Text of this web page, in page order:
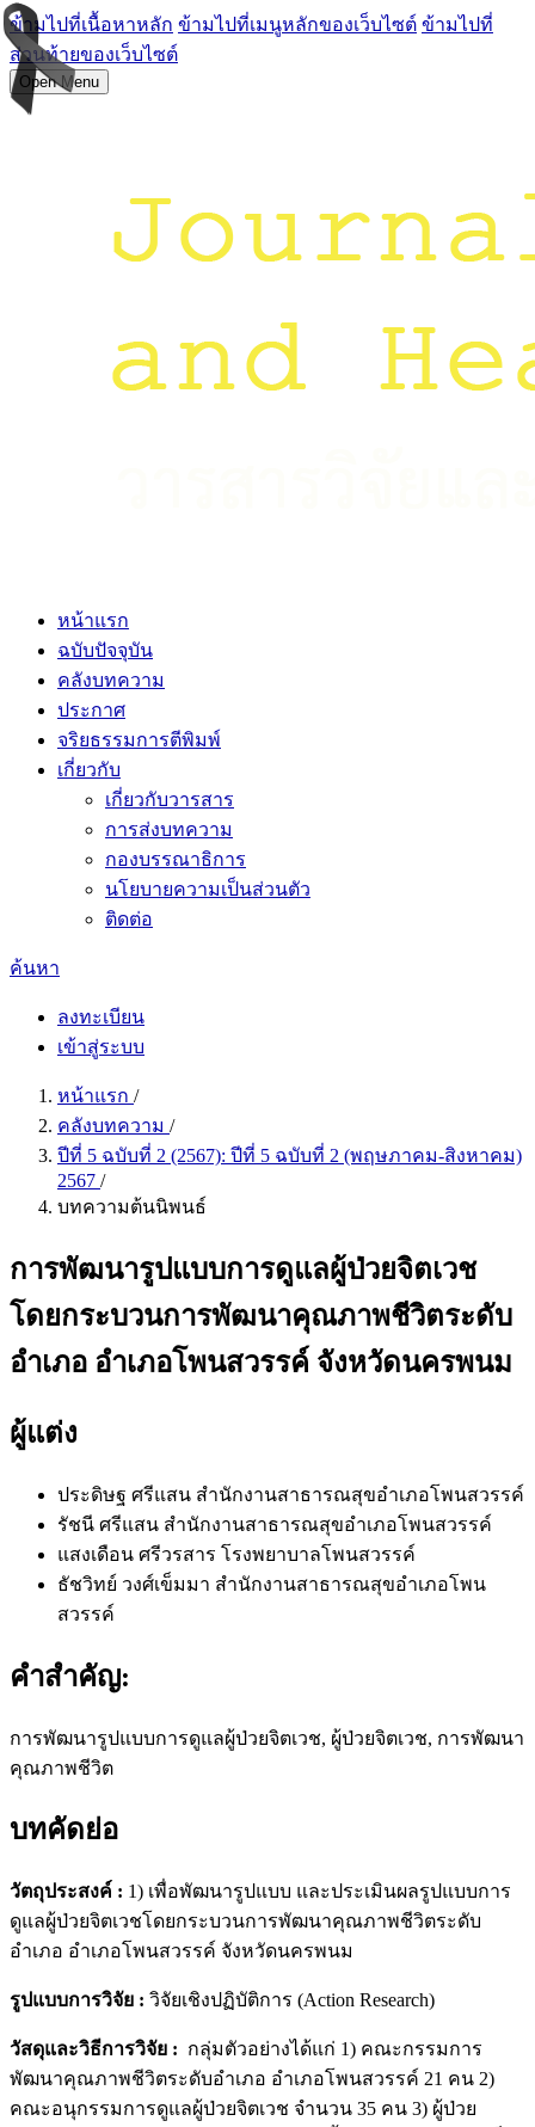
ข้ามไปที่เนื้อหาหลัก ข้ามไปที่เมนูหลักของเว็บไซต์ ข้ามไปที่
ส่วนท้ายของเว็บไซต์
Open Menu
หน้าแรก
ฉบับปัจจุบัน
คลังบทความ
ประกาศ
จริยธรรมการตีพิมพ์
เกี่ยวกับ
เกี่ยวกับวารสาร
การส่งบทความ
กองบรรณาธิการ
นโยบายความเป็นส่วนตัว
ติดต่อ
ค้นหา
ลงทะเบียน
เข้าสู่ระบบ
หน้าแรก /
คลังบทความ /
ปีที่ 5 ฉบับที่ 2 (2567): ปีที่ 5 ฉบับที่ 2 (พฤษภาคม-สิงหาคม)
2567 /
บทความต้นนิพนธ์
การพัฒนารูปแบบการดูแลผู้ป่วยจิตเวช
โดยกระบวนการพัฒนาคุณภาพชีวิตระดับ
อำเภอ อำเภอโพนสวรรค์ จังหวัดนครพนม
ผู้แต่ง
ประดิษฐ ศรีแสน สำนักงานสาธารณสุขอำเภอโพนสวรรค์
รัชนี ศรีแสน สำนักงานสาธารณสุขอำเภอโพนสวรรค์
แสงเดือน ศรีวรสาร โรงพยาบาลโพนสวรรค์
ธัชวิทย์ วงศ์เข็มมา สำนักงานสาธารณสุขอำเภอโพน
สวรรค์
คำสำคัญ:
การพัฒนารูปแบบการดูแลผู้ป่วยจิตเวช, ผู้ป่วยจิตเวช, การพัฒนา
คุณภาพชีวิต
บทคัดย่อ
วัตถุประสงค์ : 1) เพื่อพัฒนารูปแบบ และประเมินผลรูปแบบการ
ดูแลผู้ป่วยจิตเวชโดยกระบวนการพัฒนาคุณภาพชีวิตระดับ
อำเภอ อำเภอโพนสวรรค์ จังหวัดนครพนม
รูปแบบการวิจัย : วิจัยเชิงปฏิบัติการ (Action Research)
วัสดุและวิธีการวิจัย : กลุ่มตัวอย่างได้แก่ 1) คณะกรรมการ
พัฒนาคุณภาพชีวิตระดับอำเภอ อำเภอโพนสวรรค์ 21 คน 2)
คณะอนุกรรมการดูแลผู้ป่วยจิตเวช จำนวน 35 คน 3) ผู้ป่วย